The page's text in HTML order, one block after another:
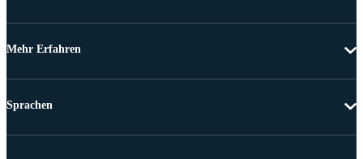
Mehr Erfahren
Sprachen